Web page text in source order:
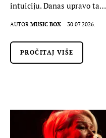
intuiciju. Danas upravo ta…
AUTOR MUSIC BOX 30.07.2026.
PROČITAJ VIŠE